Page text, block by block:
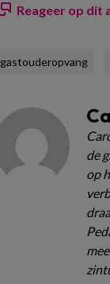
Reageer op dit
gastouderopvang
de
op